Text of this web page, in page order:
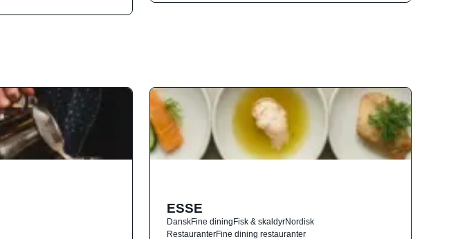
ESSE
DanskFine diningFisk & skaldyrNordisk
RestauranterFine dining restauranter